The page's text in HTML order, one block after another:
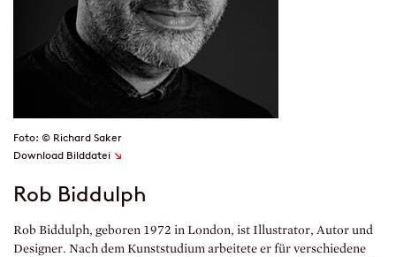
Foto: © Richard Saker
Download Bilddatei ↘
Rob Biddulph
Rob Biddulph, geboren 1972 in London, ist Illustrator, Autor und
Designer. Nach dem Kunststudium arbeitete er für verschiedene